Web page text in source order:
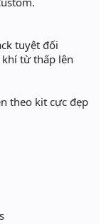
tuyệt đối
từ thấp lên
theo kit cực đẹp